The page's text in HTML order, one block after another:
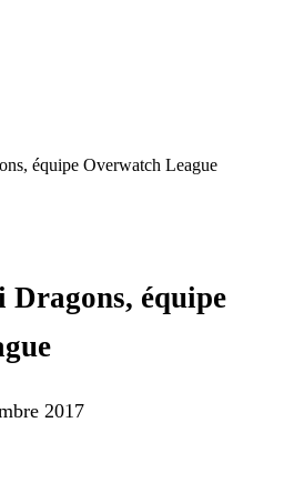
équipe Overwatch League
Dragons, équipe
2017